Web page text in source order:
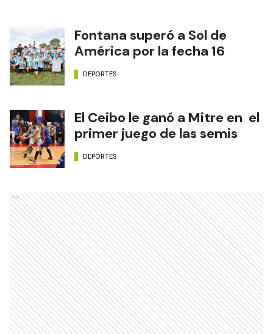
Fontana superó a Sol de
América por la fecha 16
DEPORTES
El Ceibo le ganó a Mitre en el
primer juego de las semis
DEPORTES
Ads